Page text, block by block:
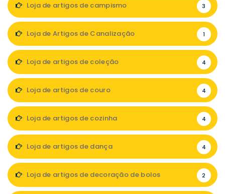
Loja de artigos de campismo 3
Loja de Artigos de Canalização 1
Loja de artigos de coleção 4
Loja de artigos de couro 4
Loja de artigos de cozinha 4
Loja de artigos de dança 4
Loja de artigos de decoração de bolos 2